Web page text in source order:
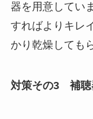
器を用意してい
すればよりキレ
かり乾燥しても
対策その3 補聴